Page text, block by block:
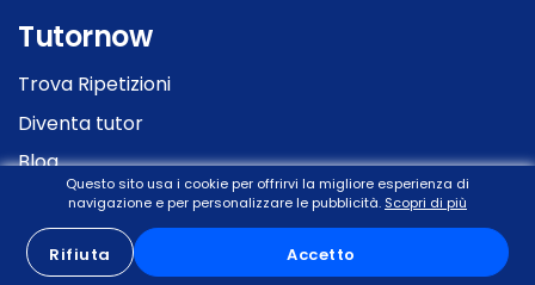
Tutornow
Trova Ripetizioni
Diventa tutor
Blog
Ripetizioni online
Questo sito usa i cookie per offrirvi la migliore esperienza di
navigazione e per personalizzare le pubblicità. Scopri di più
Rifiuta Accetto